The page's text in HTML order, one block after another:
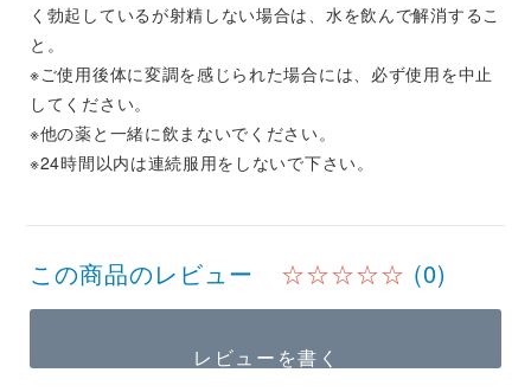
く勃起しているが射精しない場合は、水を飲んで解消するこ
と。
※ご使用後体に変調を感じられた場合には、必ず使用を中止
してください。
※他の薬と一緒に飲まないでください。
※24時間以内は連続服用をしないで下さい。
この商品のレビュー ☆☆☆☆☆ (0)
レビューを書く